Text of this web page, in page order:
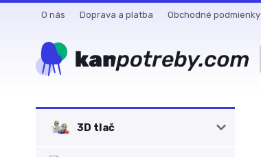
O nás Doprava a platba Obchodné podmienky
3D tlač